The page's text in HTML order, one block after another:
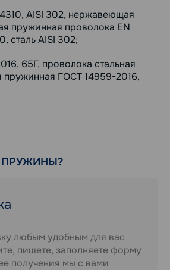
AISI 302, нержавеющая
пружинная проволока EN
сталь AISI 302;
65Г, проволока стальная
пружинная ГОСТ 14959-2016,
ПРУЖИНЫ?
любым удобным для вас
пишете, заполняете форму
получения мы с вами